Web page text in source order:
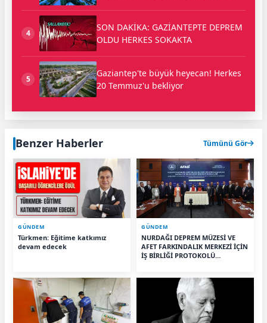
4
SON DAKİKA: GAZİANTEPTE DEPREM
OLDU HERKES SOKAKTA
5
Gaziantep'te büyük heyecan! Herkes
20 Temmuz'u bekliyor
Benzer Haberler Tümünü Gör
GÜNDEM
Türkmen: Eğitime katkımız
devam edecek
GÜNDEM
NURDAĞI DEPREM MÜZESİ VE
AFET FARKINDALIK MERKEZİ İÇİN
İŞ BİRLİĞİ PROTOKOLÜ